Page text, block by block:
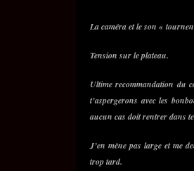
La caméra et le son «
Tension sur le plateau.
Ultime recommandation du
t’aspergerons avec les
aucun cas doit rentrer dans
J’en mène pas large et me
trop tard.